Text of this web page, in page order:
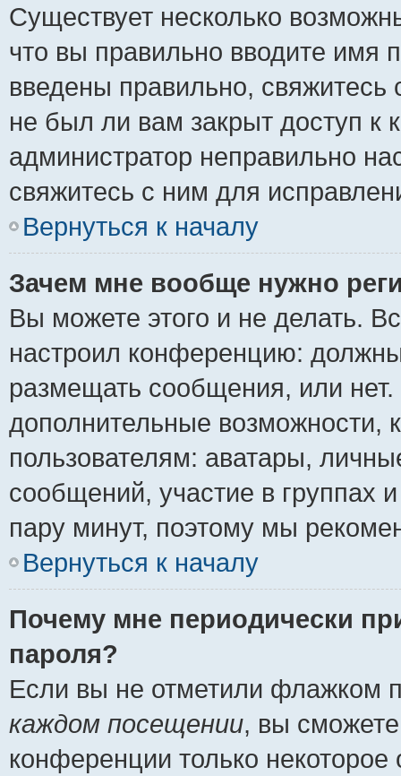
Существует несколько
что вы правильно вводите имя
введены правильно,
не был ли вам закрыт доступ к
администратор неправильно
свяжитесь с ним для
Вернуться к началу
Зачем мне вообще нужно
Вы можете этого и не делать.
настроил конференцию:
размещать сообщения, или
дополнительные
пользователям: аватары,
сообщений, участие в группах
пару минут, поэтому мы
Вернуться к началу
Почему мне периодически
пароля?
Если вы не отметили флажком
каждом посещении, вы
конференции только